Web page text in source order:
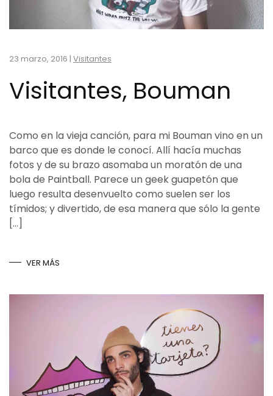
23 marzo, 2016 | Visitantes
Visitantes, Bouman
Como en la vieja canción, para mi Bouman vino en un
barco que es donde le conocí. Allí hacía muchas
fotos y de su brazo asomaba un moratón de una
bola de Paintball. Parece un geek guapetón que
luego resulta desenvuelto como suelen ser los
tímidos; y divertido, de esa manera que sólo la gente
[…]
VER MÁS